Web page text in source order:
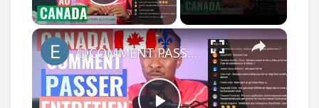
Play Video
×
🔴COMMENT PASSER UN ENTRETIEN AVEC QUEBEC EN TETE AU CANADA🇨🇦 PAR SKYPE. #enloja